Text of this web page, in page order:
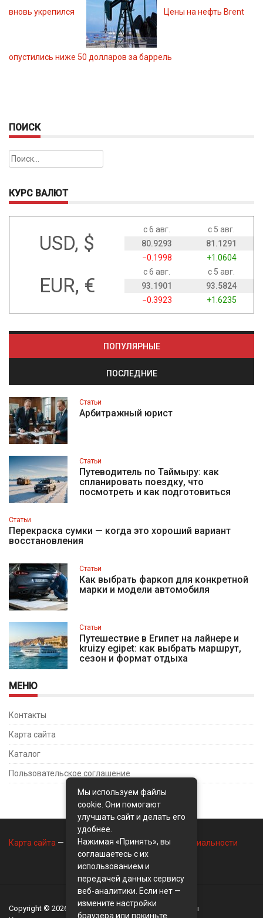
вновь укрепился Цены на нефть Brent
опустились ниже 50 долларов за баррель
ПОИСК
Найти:
КУРС ВАЛЮТ
USD, $
с 6 авг.
с 5 авг.
80.9293
81.1291
−0.1998
+1.0604
EUR, €
с 6 авг.
с 5 авг.
93.1901
93.5824
−0.3923
+1.6235
ПОПУЛЯРНЫЕ
ПОСЛЕДНИЕ
Статьи
Арбитражный юрист
Статьи
Путеводитель по Таймыру: как
спланировать поездку, что
посмотреть и как подготовиться
Статьи
Перекраска сумки — когда это хороший вариант
восстановления
Статьи
Как выбрать фаркоп для конкретной
марки и модели автомобиля
Статьи
Путешествие в Египет на лайнере и
kruizy egipet: как выбрать маршрут,
сезон и формат отдыха
МЕНЮ
Контакты
Карта сайта
Каталог
Пользовательское соглашение
Карта сайта — Контакты— Политика конфиденциальности
Copyright © 2026 BusinessMix- Экономика и финансы
Мы используем файлы
cookie. Они помогают
улучшать сайт и делать его
удобнее.
Нажимая «Принять», вы
соглашаетесь с их
использованием и
передачей данных сервису
веб-аналитики. Если нет —
измените настройки
браузера или покиньте